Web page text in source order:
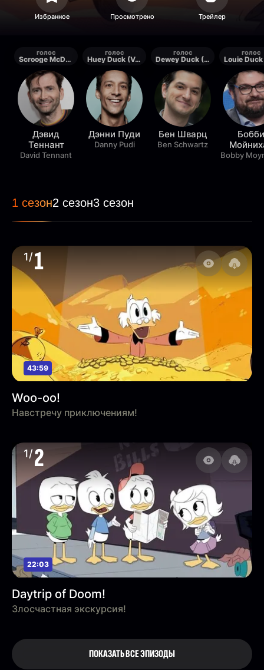
голос
Scrooge McDuck (Voice)
Дэвид
Теннант
David Tennant
голос
Huey Duck (Voice)
Дэнни Пуди
Danny Pudi
голос
Dewey Duck (Voice)
Бен Шварц
Ben Schwartz
голос
Бобби
Bobby
1 сезон2 сезон3 сезон
1/1
43:59
Woo-oo!
Навстречу приключениям!
1/2
22:03
Daytrip of Doom!
Злосчастная экскурсия!
ПОКАЗАТЬ ВСЕ ЭПИЗОДЫ